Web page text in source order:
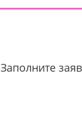
Заполните